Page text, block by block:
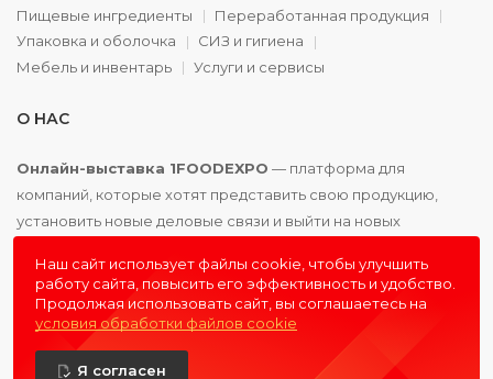
Пищевые ингредиенты
Переработанная продукция
Упаковка и оболочка
СИЗ и гигиена
Мебель и инвентарь
Услуги и сервисы
О НАС
Онлайн-выставка 1FOODEXPO — платформа для
компаний, которые хотят представить свою продукцию,
установить новые деловые связи и выйти на новых
© 2016 - 20261FOODEXPO - первая пищевая онлайн-
Наш сайт использует файлы cookie, чтобы улучшить
работу сайта, повысить его эффективность и удобство.
Продолжая использовать сайт, вы соглашаетесь на
условия обработки файлов cookie
Я согласен